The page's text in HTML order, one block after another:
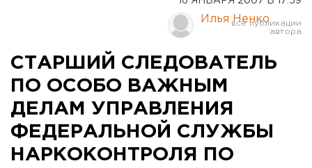
Илья Ненко
СТАРШИЙ СЛЕДОВАТЕЛЬ
ПО ОСОБО ВАЖНЫМ
ДЕЛАМ УПРАВЛЕНИЯ
ФЕДЕРАЛЬНОЙ СЛУЖБЫ
НАРКОКОНТРОЛЯ ПО